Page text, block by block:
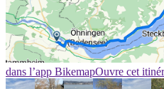
dans l’app BikemapOuvre cet